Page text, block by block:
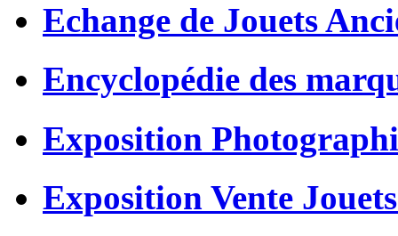
Echange de Jouets
Encyclopédie des
Exposition
Exposition Vente